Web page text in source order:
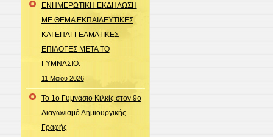
ΕΝΗΜΕΡΩΤΙΚΗ ΕΚΔΗΛΩΣΗ
ΜΕ ΘΕΜΑ ΕΚΠΑΙΔΕΥΤΙΚΕΣ
ΚΑΙ ΕΠΑΓΓΕΛΜΑΤΙΚΕΣ
ΕΠΙΛΟΓΕΣ ΜΕΤΑ ΤΟ
ΓΥΜΝΑΣΙΟ.
11 Μαΐου 2026
Το 1ο Γυμνάσιο Κιλκίς στον 9ο
Διαγωνισμό Δημιουργικής
Γραφής